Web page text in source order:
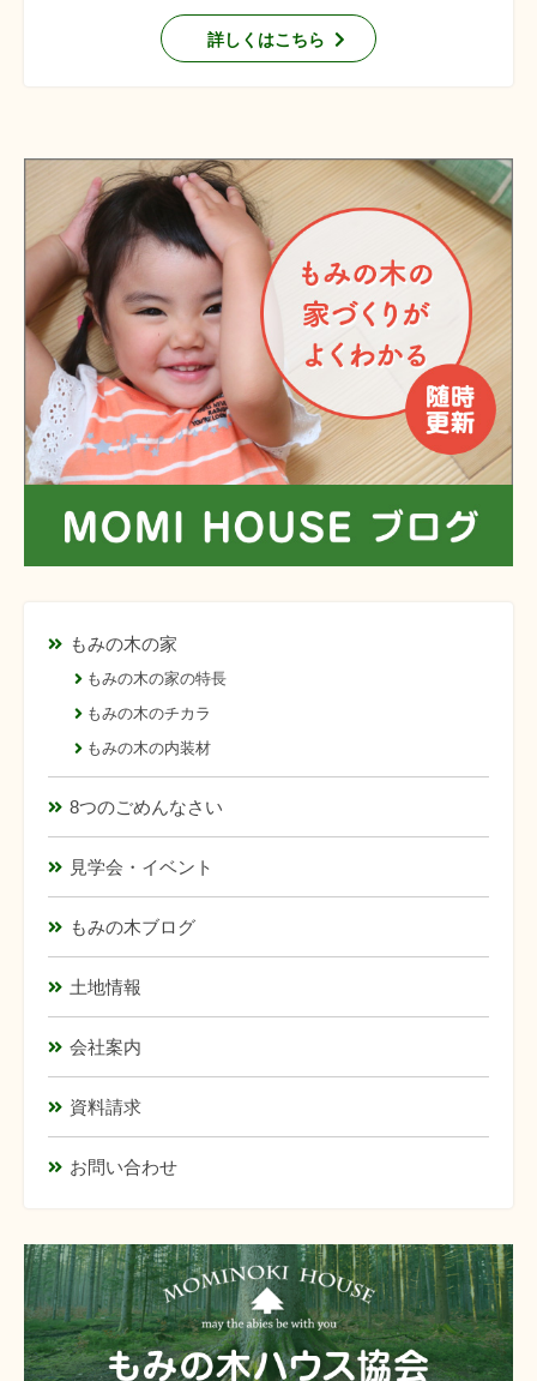
詳しくはこちら
もみの木の家
もみの木の家の特長
もみの木のチカラ
もみの木の内装材
8つのごめんなさい
見学会・イベント
もみの木ブログ
土地情報
会社案内
資料請求
お問い合わせ